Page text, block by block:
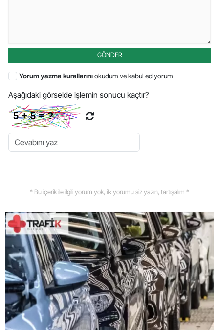
GÖNDER
Yorum yazma kurallarınıokudum ve kabul ediyorum
Aşağıdaki görselde işlemin sonucu kaçtır?
* Bu içerik ile ilgili yorum yok, ilk yorumu siz yazın, tartışalım *